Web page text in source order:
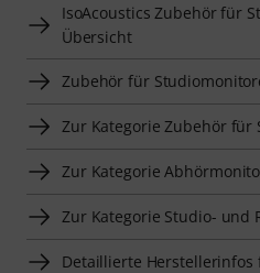
IsoAcoustics Zubehör für
Übersicht
Zubehör für
Zur Kategorie Zubehör für
Zur Kategorie
Zur Kategorie Studio- und
Detaillierte Herstellerinfos